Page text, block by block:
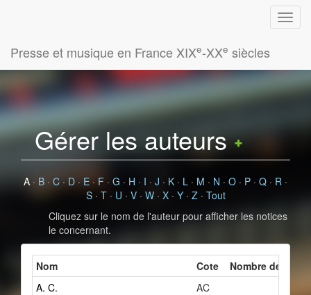
Presse et musique en France XIXe-XXe siècles
Gérer les auteurs
A · B · C · D · E · F · G · H · I · J · K · L · M · N · O · P · Q · R ·
S· T· U · V· W· X· Y· Z· Tout
Cliquez sur le nom de l'auteur pour afficher les notices
le concernant.
Nom Cote
Nombre de
A. C.
AC